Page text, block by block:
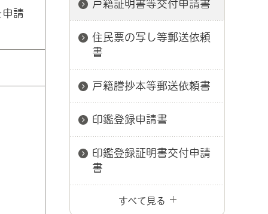
請
戸籍証明書等交付申請書
住民票の写し等郵送依頼
書
戸籍謄抄本等郵送依頼書
印鑑登録申請書
印鑑登録証明書交付申請
書
すべて見る